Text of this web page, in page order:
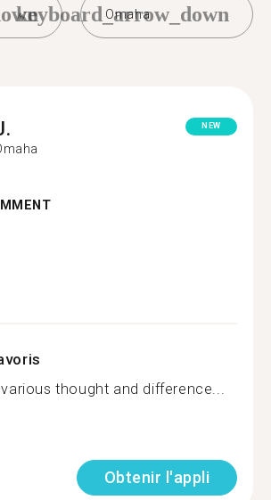
Omaha
keyboard_arrow_down
NEW
thought and difference...
Obtenir l'appli